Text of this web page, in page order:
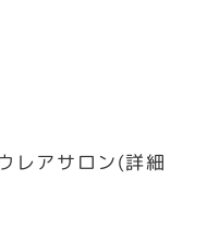
レアサロン(詳細